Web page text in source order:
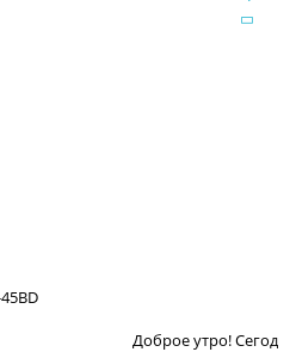
Доброе утро! СегодняСуббота 8